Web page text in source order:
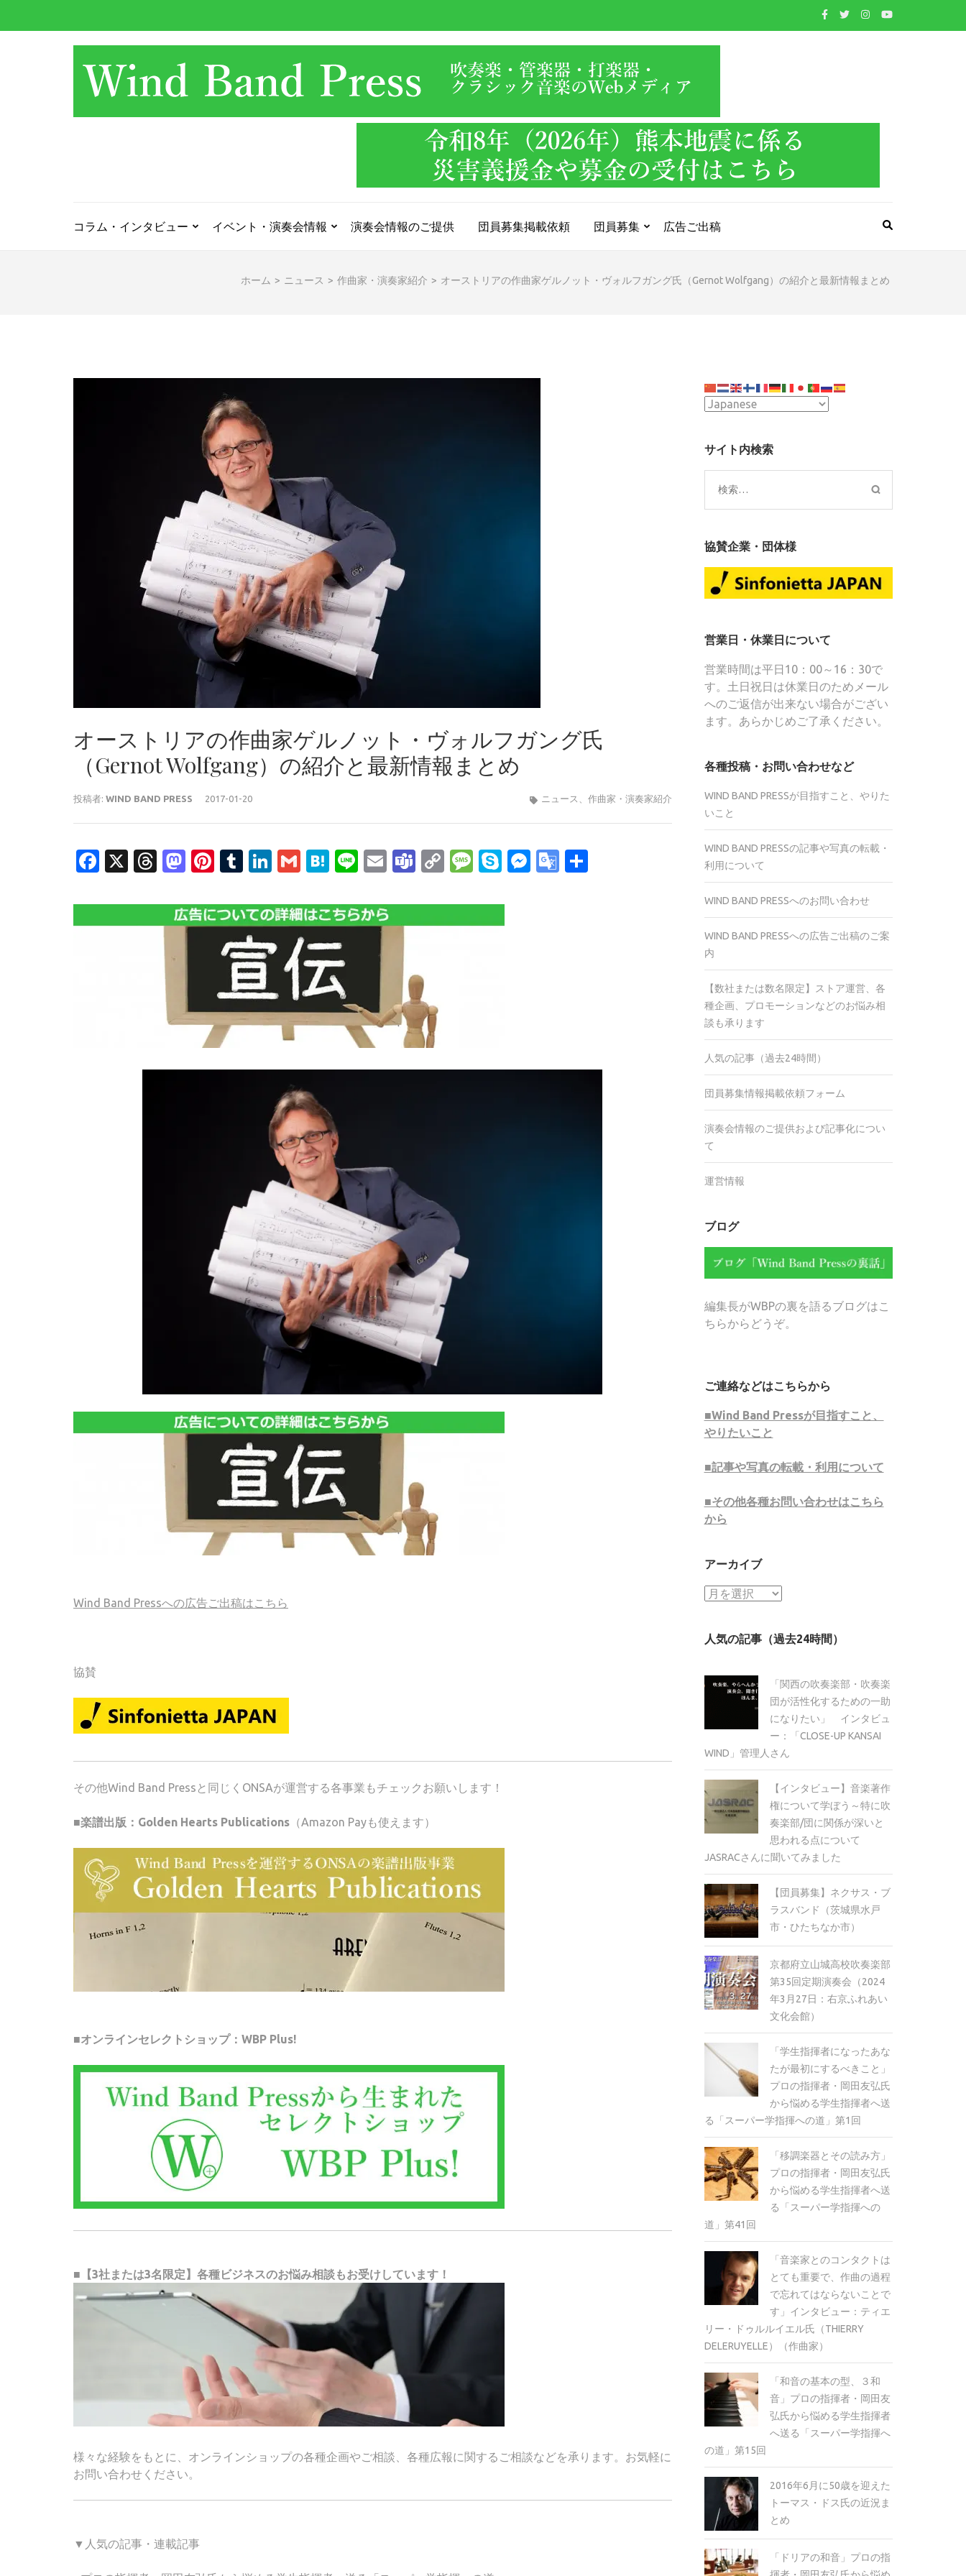
PRESS
コラム・インタビュー イベント・演奏会情報 演奏会情報のご提供 団員募集掲載依頼 団員募集 広告ご出稿
ホーム > ニュース > 作曲家・演奏家紹介 > オーストリアの作曲家ゲルノット・ヴォルフガング氏（Gernot Wolfgang）の紹介と最新情報まとめ
オーストリアの作曲家ゲルノット・ヴォルフガング氏
（Gernot Wolfgang）の紹介と最新情報まとめ
投稿者: WIND BAND PRESS 2017-01-20 ニュース 作曲家・演奏家紹介
Facebook
X Threads
Mastodon
Pinterest
Tumblr
LinkedIn
GmailHatena
LineEmailTeams
CopyMessage
SkypeMessenger
Google
Wind Band Pressへの広告ご出稿はこちら
協賛
その他Wind Band Pressと同じくONSAが運営する各事業もチェックお願いします！
■楽譜出版：Golden Hearts Publications （Amazon Payも使えます）
■オンラインセレクトショップ：WBP Plus!
■【3社または3名限定】各種ビジネスのお悩み相談もお受けしています！
様々な経験をもとに、オンラインショップの各種企画やご相談、各種広報に関するご相談などを承ります。お気軽に
お問い合わせください。
▼人気の記事・連載記事
サイト内検索
検
索:
協賛企業・団体様
営業日・休業日について
営業時間は平日10：00～16：30で
す。土日祝日は休業日のためメール
へのご返信が出来ない場合がござい
ます。あらかじめご了承ください。
各種投稿・お問い合わせなど
WIND BAND PRESSが目指すこと、やりた
いこと
WIND BAND PRESSの記事や写真の転載・
利用について
WIND BAND PRESSへのお問い合わせ
WIND BAND PRESSへの広告ご出稿のご案
内
【数社または数名限定】ストア運営、各
種企画、プロモーションなどのお悩み相
談も承ります
人気の記事（過去24時間）
団員募集情報掲載依頼フォーム
演奏会情報のご提供および記事化につい
て
運営情報
ブログ
編集長がWBPの裏を語るブログはこ
ちらからどうぞ。
ご連絡などはこちらから
■Wind Band Pressが目指すこと、
やりたいこと
■記事や写真の転載・利用について
■その他各種お問い合わせはこちら
から
アーカイブ
ア
イ
人気の記事（過去24時間）
「関西の吹奏楽部・吹奏楽
団が活性化するための一助
になりたい」 インタビュ
ー：「CLOSE-UP KANSAI
WIND」管理人さん
【インタビュー】音楽著作
権について学ぼう～特に吹
奏楽部/団に関係が深いと
思われる点について
JASRACさんに聞いてみました
【団員募集】ネクサス・ブ
ラスバンド（茨城県水戸
市・ひたちなか市）
京都府立山城高校吹奏楽部
第35回定期演奏会（2024
年3月27日：右京ふれあい
文化会館）
「学生指揮者になったあな
たが最初にするべきこと」
プロの指揮者・岡田友弘氏
から悩める学生指揮者へ送
る「スーパー学指揮への道」第1回
「移調楽器とその読み方」
プロの指揮者・岡田友弘氏
から悩める学生指揮者へ送
る「スーパー学指揮への
道」第41回
「音楽家とのコンタクトは
とても重要で、作曲の過程
で忘れてはならないことで
す」インタビュー：ティエ
リー・ドゥルルイエル氏（THIERRY
DELERUYELLE）（作曲家）
「和音の基本の型、３和
音」プロの指揮者・岡田友
弘氏から悩める学生指揮者
へ送る「スーパー学指揮へ
の道」第15回
2016年6月に50歳を迎えた
トーマス・ドス氏の近況ま
とめ
「ドリアの和音」プロの指